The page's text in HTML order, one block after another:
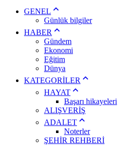
GENEL
Günlük bilgiler
HABER
Gündem
Ekonomi
Eğitim
Dünya
KATEGORİLER
HAYAT
Başarı hikayeleri
ALIŞVERİŞ
ADALET
Noterler
ŞEHİR REHBERİ